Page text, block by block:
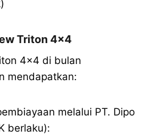
Triton 4×4
4×4 di bulan
mendapatkan:
melalui PT. Dipo
berlaku):